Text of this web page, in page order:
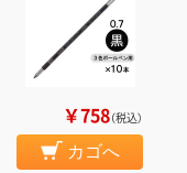
￥758（税込）
カゴへ